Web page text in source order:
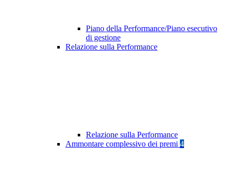
Piano della Performance/Piano esecutivo
di gestione
Relazione sulla Performance
Relazione sulla Performance
Ammontare complessivo dei premi 4